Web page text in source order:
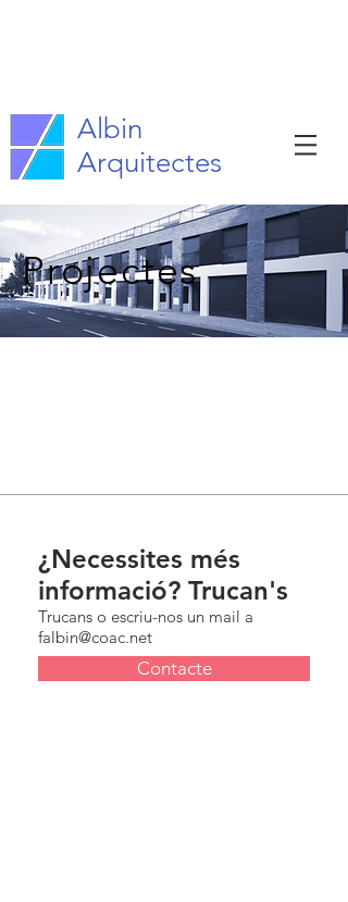
Albin
Arquitectes
Projectes
¿Necessites més
informació? Trucan's
Trucans o escriu-nos un mail a
falbin@coac.net
Contacte